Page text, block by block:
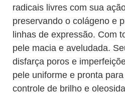
radicais livres com sua
preservando o colágeno e
linhas de expressão. Com
pele macia e aveludada.
disfarça poros e
pele uniforme e pronta
controle de brilho e